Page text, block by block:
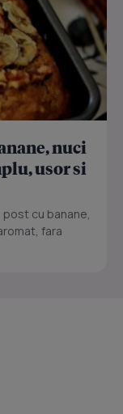
nuci
usor si
cu banane,
fara